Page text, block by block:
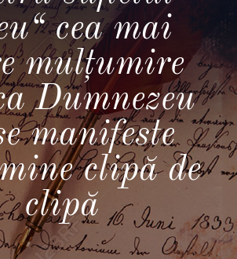
cea mai
mulțumire
Dumnezeu
manifeste
clipă de
clipă